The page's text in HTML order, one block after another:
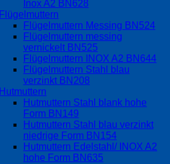
Inox A2 BN628
Flügelmuttern
Flügelmuttern Messing BN524
Flügelmuttern messing
vernickelt BN525
Flügelmuttern INOX A2 BN644
Flügelmuttern Stahl blau
verzinkt BN208
Hutmuttern
Hutmuttern Stahl blank hohe
Form BN149
Hutmuttern Stahl blau verzinkt
niedrige Form BN154
Hutmuttern Edelstahl/ INOX A2
hohe Form BN635